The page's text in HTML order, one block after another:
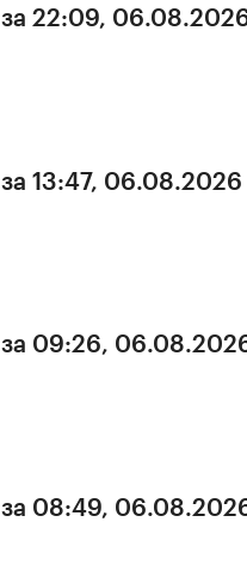
22:09,
13:47, 06.08.2026
09:26,
08:49,